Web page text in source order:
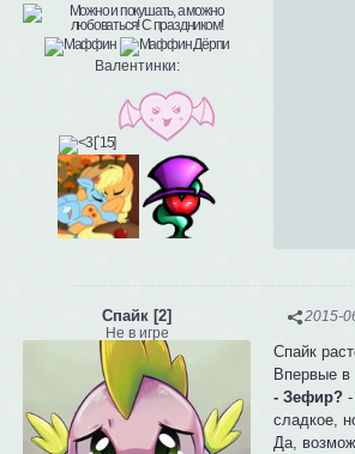
Валентинки:
2015-
Спайк [2]
Не в игре
Спайк
Впервые в
- Зефир?
сладкое,
Да,